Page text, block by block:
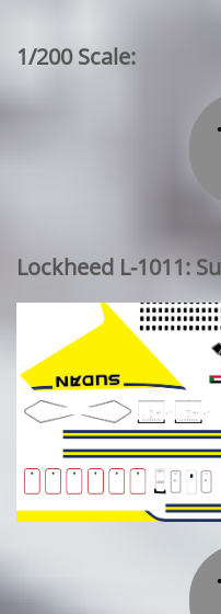
1/200 Scale:
Lockheed L-1011: